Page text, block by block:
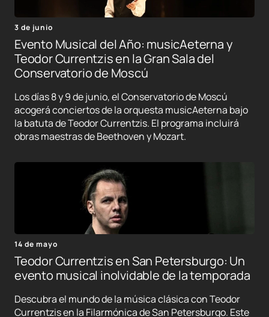
3 de junio
Evento Musical del Año: musicAeterna y
Teodor Currentzis en la Gran Sala del
Conservatorio de Moscú
Los días 8 y 9 de junio, el Conservatorio de Moscú
acogerá conciertos de la orquesta musicAeterna bajo
la batuta de Teodor Currentzis. El programa incluirá
obras maestras de Beethoven y Mozart.
14 de mayo
Teodor Currentzis en San Petersburgo: Un
evento musical inolvidable de la temporada
Descubra el mundo de la música clásica con Teodor
Currentzis en la Filarmónica de San Petersburgo. Este